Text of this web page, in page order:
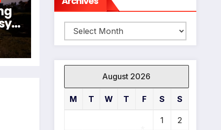
Archives
August 2026
M T W T F S S
1 2